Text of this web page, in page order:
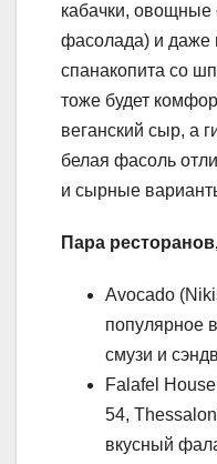
кабачки,
фасолада) и даже
спанакопита со
тоже будет
веганский сыр, а
белая фасоль
и сырные
Пара
Avocado
популярное
смузи и
Falafel
54,
вкусный